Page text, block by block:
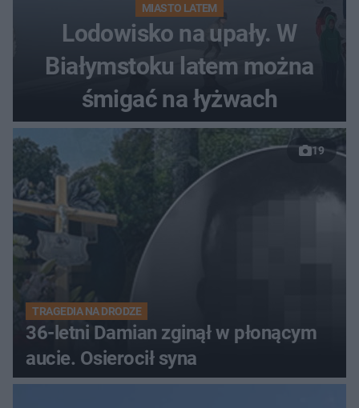
MIASTO LATEM
Lodowisko na upały. W
Białymstoku latem można
śmigać na łyżwach
19
TRAGEDIA NA DRODZE
36-letni Damian zginął w płonącym
aucie. Osierocił syna